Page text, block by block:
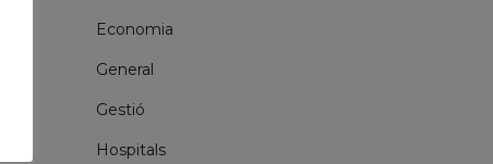
Economia
General
Gestió
Hospitals